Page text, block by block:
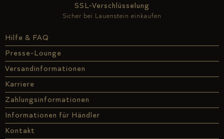
Hilfe & FAQ
Presse-Lounge
Versandinformationen
Karriere
Zahlungsinformationen
Informationen für Händler
Kontakt
SSL-Verschlüsselung
Sicher bei Lauenstein einkaufen